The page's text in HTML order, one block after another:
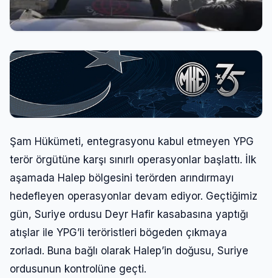
Şam Hükümeti, entegrasyonu kabul etmeyen YPG
terör örgütüne karşı sınırlı operasyonlar başlattı. İlk
aşamada Halep bölgesini terörden arındırmayı
hedefleyen operasyonlar devam ediyor. Geçtiğimiz
gün, Suriye ordusu Deyr Hafir kasabasına yaptığı
atışlar ile YPG’li teröristleri bögeden çıkmaya
zorladı. Buna bağlı olarak Halep’in doğusu, Suriye
ordusunun kontrolüne geçti.